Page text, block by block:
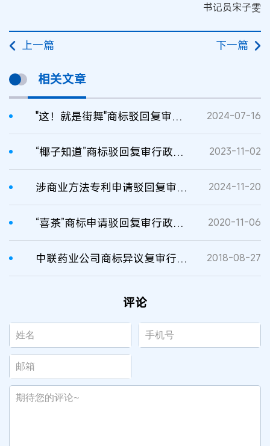
书记员宋子雯
上一篇 下一篇
相关文章
"这！就是街舞"商标驳回复审行政纠纷案二审判决书 2024-07-16
“椰子知道”商标驳回复审行政纠纷案二审判决书 2023-11-02
涉商业方法专利申请驳回复审行政纠纷案二审判决书 2024-11-20
“喜茶”商标申请驳回复审行政纠纷案二审行政判决书 2020-11-06
中联药业公司商标异议复审行政纠纷案二审判决书 2018-08-27
评论